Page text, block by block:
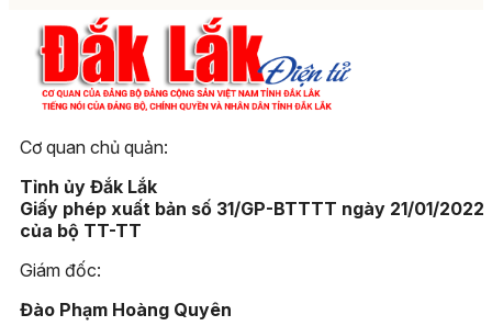
Cơ quan chủ quản:
Tỉnh ủy Đắk Lắk
Giấy phép xuất bản số 31/GP-BTTTT ngày 21/01/2022
của bộ TT-TT
Giám đốc:
Đào Phạm Hoàng Quyên